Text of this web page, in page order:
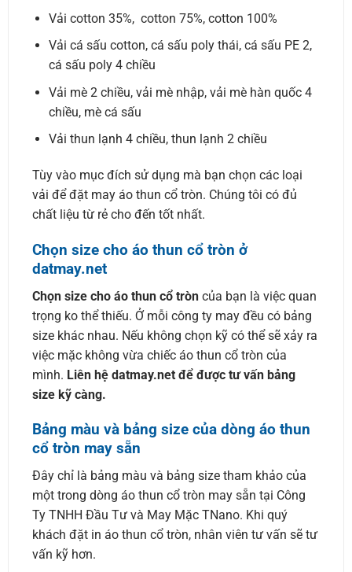
Vải cotton 35%, cotton 75%, cotton 100%
Vải cá sấu cotton, cá sấu poly thái, cá sấu PE 2,
cá sấu poly 4 chiều
Vải mè 2 chiều, vải mè nhập, vải mè hàn quốc 4
chiều, mè cá sấu
Vải thun lạnh 4 chiều, thun lạnh 2 chiều
Tùy vào mục đích sử dụng mà bạn chọn các loại
vải để đặt may áo thun cổ tròn. Chúng tôi có đủ
chất liệu từ rẻ cho đến tốt nhất.
Chọn size cho áo thun cổ tròn ở
datmay.net
Chọn size cho áo thun cổ tròn của bạn là việc quan
trọng ko thể thiếu. Ở mỗi công ty may đều có bảng
size khác nhau. Nếu không chọn kỹ có thể sẽ xảy ra
việc mặc không vừa chiếc áo thun cổ tròn của
mình. Liên hệ datmay.net để được tư vấn bảng
size kỹ càng.
Bảng màu và bảng size của dòng áo thun
cổ tròn may sẵn
Đây chỉ là bảng màu và bảng size tham khảo của
một trong dòng áo thun cổ tròn may sẵn tại Công
Ty TNHH Đầu Tư và May Mặc TNano. Khi quý
khách đặt in áo thun cổ tròn, nhân viên tư vấn sẽ tư
vấn kỹ hơn.